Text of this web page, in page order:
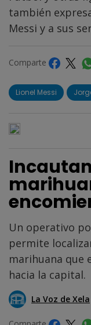
también
Messi y a sus
Comparte
Lionel Messi
Un operativo
permite
marihuana que
hacia la capital.
La Voz de Xela